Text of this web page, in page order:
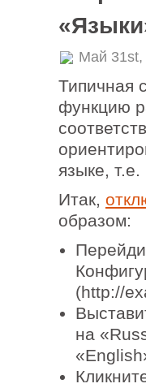
Май
Типичная
функцию
языке,
Итак,
образом:
(http://
на